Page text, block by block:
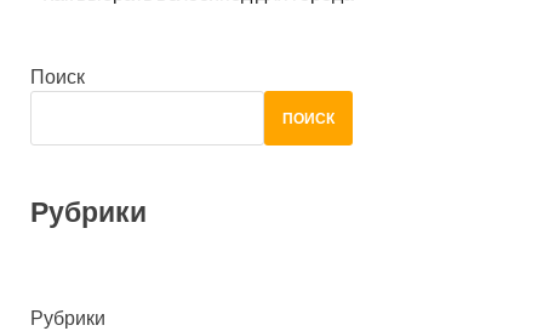
Поиск
ПОИСК
Рубрики
Рубрики